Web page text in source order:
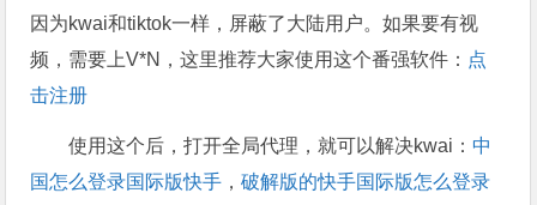
因为kwai和tiktok一样，屏蔽了大陆用户。如果要有视
频，需要上V*N，这里推荐大家使用这个番强软件： 点
击注册
使用这个后，打开全局代理，就可以解决kwai：中
国怎么登录国际版快手 ，破解版的快手国际版怎么登录